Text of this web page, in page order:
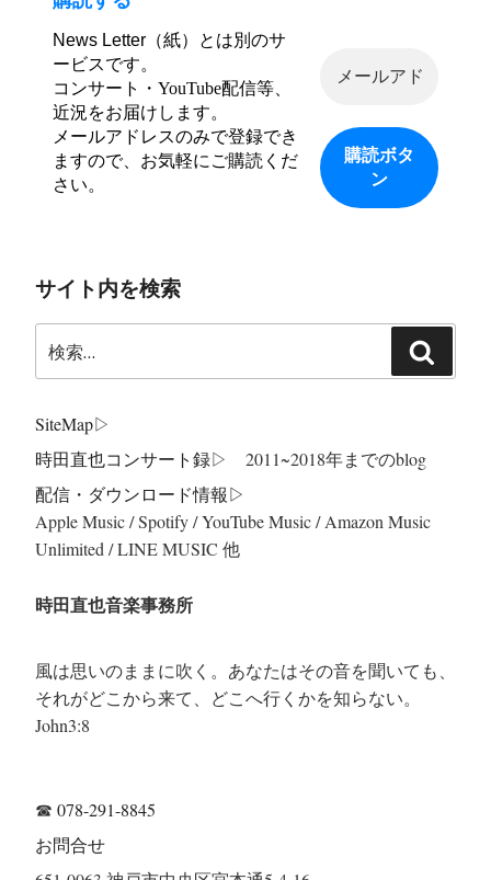
News Letter（紙）とは別のサ
ービスです。
コンサート・YouTube配信等、
近況をお届けします。
メールアドレスのみで登録でき
ますので、お気軽にご購読くだ
さい。
サイト内を検索
索:
索
SiteMap▷
時田直也コンサート録▷ 2011~2018年までのblog
配信・ダウンロード情報▷
Apple Music / Spotify / YouTube Music / Amazon Music
Unlimited / LINE MUSIC 他
時田直也音楽事務所
風は思いのままに吹く。あなたはその音を聞いても、
それがどこから来て、どこへ行くかを知らない。
John3:8
☎ 078-291-8845
お問合せ